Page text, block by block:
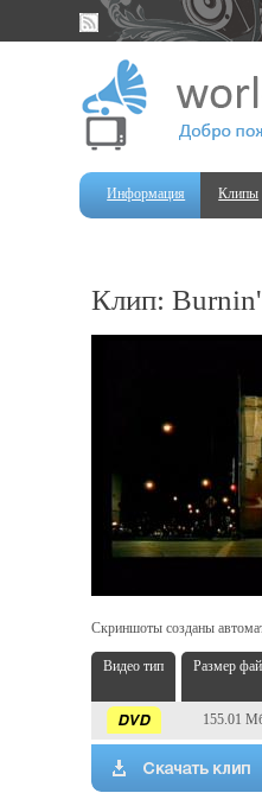
Информация Клипы
Клип: Burnin'
Скриншоты созданы
Видео тип Размер
155.01